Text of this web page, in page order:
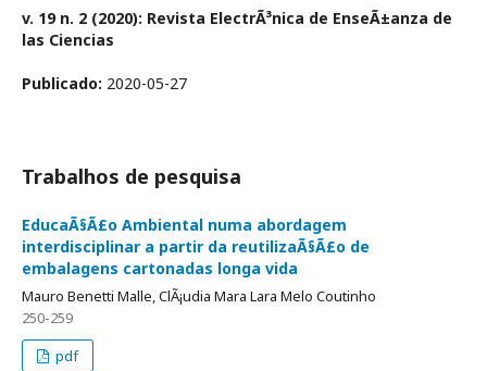
v. 19 n. 2 (2020): Revista ElectrÃ³nica de EnseÃ±anza de
las Ciencias
Publicado: 2020-05-27
Trabalhos de pesquisa
EducaÃ§Ã£o Ambiental numa abordagem
interdisciplinar a partir da reutilizaÃ§Ã£o de
embalagens cartonadas longa vida
Mauro Benetti Malle, ClÃ¡udia Mara Lara Melo Coutinho
250-259
pdf